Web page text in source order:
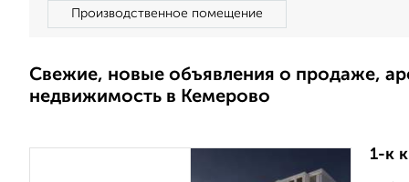
Производственное помещение
Свежие, новые объявления о продаже,
недвижимость в Кемерово
1-к